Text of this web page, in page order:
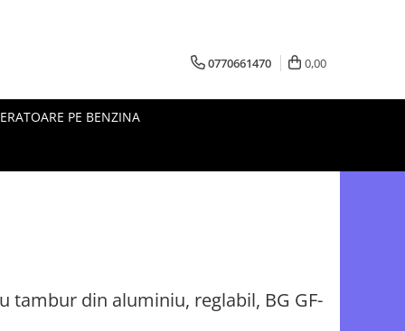
0770661470 0,00
PE BENZINA
tambur din aluminiu, reglabil, BG GF-